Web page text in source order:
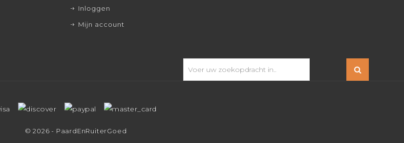
Inloggen
Mijn account
© 2026 - PaardEnRuiterGoed